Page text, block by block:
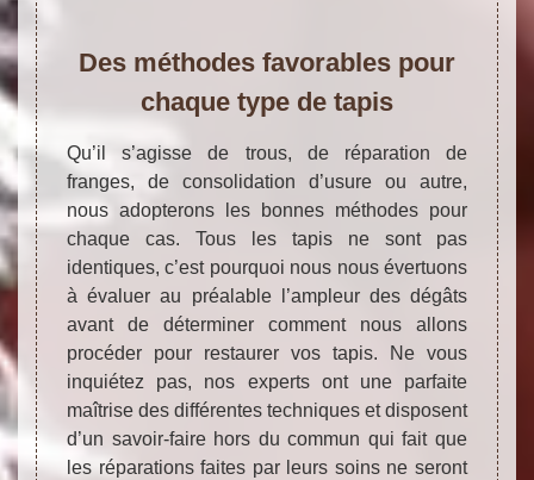
Des méthodes favorables pour
chaque type de tapis
Qu’il s’agisse de trous, de réparation de
franges, de consolidation d’usure ou autre,
nous adopterons les bonnes méthodes pour
chaque cas. Tous les tapis ne sont pas
identiques, c’est pourquoi nous nous évertuons
à évaluer au préalable l’ampleur des dégâts
avant de déterminer comment nous allons
procéder pour restaurer vos tapis. Ne vous
inquiétez pas, nos experts ont une parfaite
maîtrise des différentes techniques et disposent
d’un savoir-faire hors du commun qui fait que
les réparations faites par leurs soins ne seront